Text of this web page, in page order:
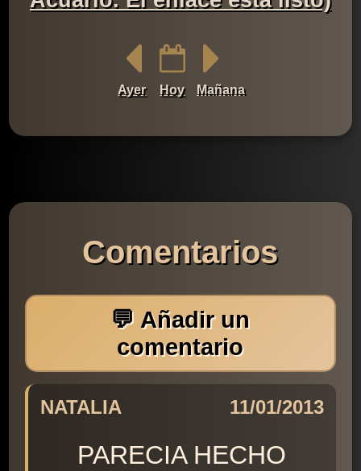
Ayer Hoy Mañana
Comentarios
💬 Añadir un
comentario
NATALIA 11/01/2013
PARECIA HECHO